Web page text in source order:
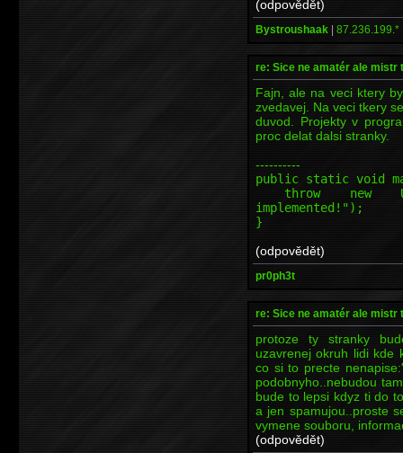
(odpovědět)
Bystroushaak | 87.236.199.*
re: Sice ne amatér ale mistr
Fajn, ale na veci ktery
zvedavej. Na veci tkery
duvod. Projekty v
proc delat dalsi stranky.
----------
public static void
throw new
implemented!");
}
(odpovědět)
pr0ph3t
re: Sice ne amatér ale mistr
protoze ty stranky
uzavrenej okruh lidi kde
co si to precte
podobnyho..nebudou
bude to lepsi kdyz ti do
a jen spamujou..proste
vymene souboru,
(odpovědět)